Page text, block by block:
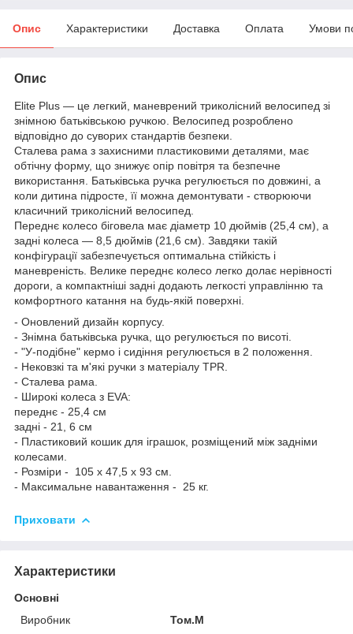
Опис Характеристики Доставка Оплата Умови
Опис
Elite Plus — це легкий, маневрений триколісний велосипед зі
знімною батьківською ручкою. Велосипед розроблено
відповідно до суворих стандартів безпеки.
Сталева рама з захисними пластиковими деталями, має
обтічну форму, що знижує опір повітря та безпечне
використання. Батьківська ручка регулюється по довжині, а
коли дитина підросте, її можна демонтувати - створюючи
класичний триколісний велосипед.
Переднє колесо біговела має діаметр 10 дюймів (25,4 см), а
задні колеса — 8,5 дюймів (21,6 см). Завдяки такій
конфігурації забезпечується оптимальна стійкість і
маневреність. Велике переднє колесо легко долає нерівності
дороги, а компактніші задні додають легкості управлінню та
комфортного катання на будь-якій поверхні.
- Оновлений дизайн корпусу.
- Знімна батьківська ручка, що регулюється по висоті.
- "У-подібне" кермо і сидіння регулюється в 2 положення.
- Нековзкі та м'які ручки з матеріалу TPR.
- Сталева рама.
- Широкі колеса з EVA:
переднє - 25,4 см
задні - 21, 6 см
- Пластиковий кошик для іграшок, розміщений між задніми
колесами.
- Розміри - 105 x 47,5 x 93 см.
- Максимальне навантаження - 25 кг.
Приховати
Характеристики
Основні
Виробник
Том.М